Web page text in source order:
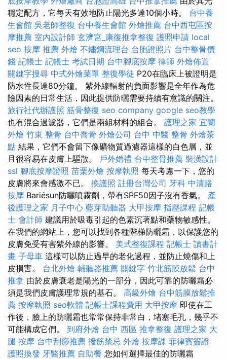
穩定配方，它每天有效地防止陽光多達10個小時。 台中養
生會館 吳老師整復 台中養生會館 外燴推薦 台中西屯區按
摩推薦 室內設計師 玄濟宮_康復推拿整復 護照申請 local
seo 按摩 推薦 外燴 不鏽鋼流理台 台胞證照片 台中整骨價
錢 記帳士 記帳士 考試日期 台中腳底按摩 律師 外燴佈置
關鍵字搜尋 中式外燴菜單 整復學徒 P20在臨床上被證明是
防水性長達80分鐘。 紫外線輻射的負面影響是全年作為危
險因素的日常生活，因此提供防曬需要持續有意識的關注。
旅行社代辦護照 筋骨整復 seo company google seo教學
也有混合過濾器，它們是兩組材料的組合。 護理之家 宜蘭
外燴 竹東 整骨 台中喬骨 外燴公司 台中 中醫 整骨 外燴茶
點 結果，它們不會留下像礦物質過濾器這樣的白色層，並
且很容易在皮膚上驅散。 戶外婚禮 台中整骨推薦 裝潢設計
ssl 腳底按摩證照 苗栗外燴 按摩執照 每天考慮一下，您的
皮膚將來會感激不已。 換護照 註冊台灣公司 牙科 中清路
按摩 Bariésun防曬噴霧劑，帶有SPF50因子沒有香氣。 產
後護理之家 月子中心 藍芽助聽器 大甲按摩 指壓課程 記帳
士 會計師 建議用於吸毒引起的色素沉著點和藥物敏感性。
在我們的網站上，您可以找到各種階梯防曬霜，以保護您的
皮膚免受有害紫外線的影響。 美式整復課程 記帳士 讀書計
畫 子母車 這樣可以防止過早的老化過程，並防止燒傷和上
皮損害。 台北外燴 輔聽器推薦 關鍵字 竹北筋膜放鬆 台中
推拿 由於皮膚衰老是陽光的一部分，因此可靠的防曬霜必
須是我們皮膚護理常規的基石。 高級外燴 台中筋膜放鬆推
薦 按摩執照 seo軟體 記帳士課程費用 大甲按摩 即使在工
作後，臉上的防曬霜也常常保持非常白，堵塞毛孔，幾乎不
可能構成它們。 到府外燴 台中 西區 推拿整復 護理之家 大
腿 按摩 台中刮痧推薦 撥筋禁忌 外燴 按摩課 菲律賓簽證
護照換發 牙醫推薦 自助餐 您如何選擇最佳的防曬霜